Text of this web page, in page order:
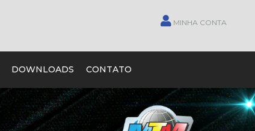
MINHA CONTA
DOWNLOADS CONTATO